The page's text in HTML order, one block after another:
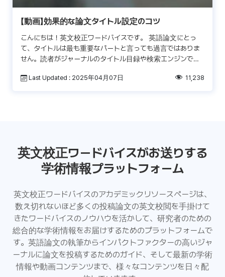
【動画】効果的な論文タイトル設定のコツ
こんにちは！英文校正ワードバイスです。 英語論文にとっ
て、タイトルは最も重要なパートと言っても過言ではありま
せん。読者がジャーナルのタイトル目録や検索エンジンで最
を受 […]
Last Updated : 2025年04月07日 11,238
英文校正ワードバイスがお送りする
学術情報プラットフォーム
英文校正ワードバイスのアカデミックリソースページは、
数え切れないほど多くの投稿論文の英文校閲を手掛けて
きたワードバイスのノウハウを活かして、研究者のための
総合的な学術情報をお届けするためのプラットフォームで
す。英語論文の執筆からインパクトファクターの高いジャ
ーナルに論文を投稿するためのガイド、そして最新の学術
情報や動画コンテンツまで、様々なコンテンツを日々配